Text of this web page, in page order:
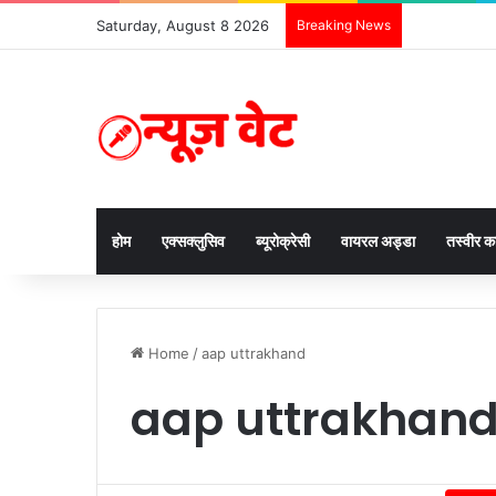
Saturday, August 8 2026 Breaking News
होम एक्सक्लुसिव ब्यूरोक्रेसी वायरल अड्डा तस्वीर
Home /aap uttrakhand
aap uttrakhand